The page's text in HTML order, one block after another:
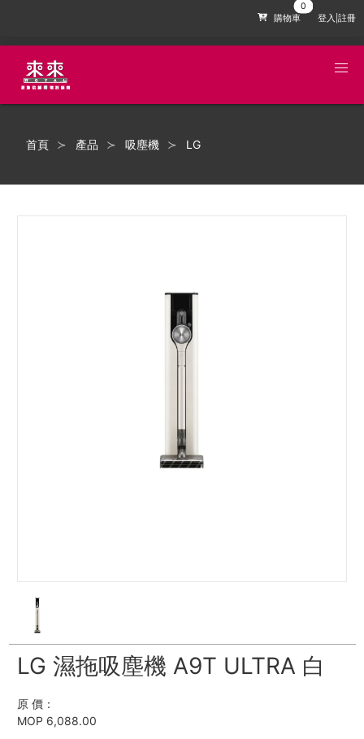
購物車 登入|註冊
首頁 產品 吸塵機 LG
LG 濕拖吸塵機 A9T ULTRA 白
原 價：
MOP 6,088.00